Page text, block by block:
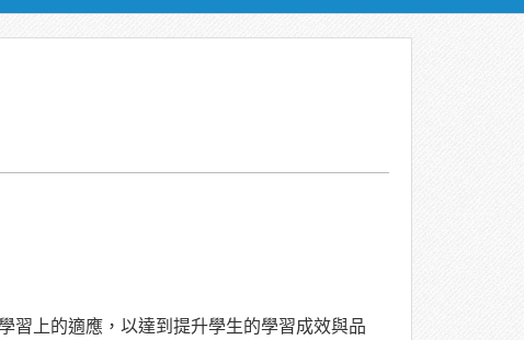
習上的適應，以達到提升學生的學習成效與品